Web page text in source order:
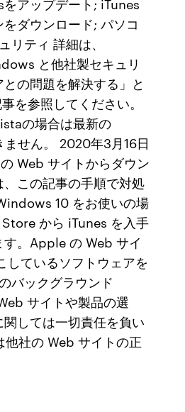
ダウンロード; パソコ
リティ 詳細は、
と他社製セキュリ
の問題を解決する」と
を参照してください。
の場合は最新の
せん。 2020年3月16日
Web サイトからダウン
、この記事の手順で対処
10 をお使いの場
から iTunes を入手
。Apple の Web サイ
しているソフトウェアを
バックグラウンド
サイトや製品の選
しては一切責任を負い
社の Web サイトの正